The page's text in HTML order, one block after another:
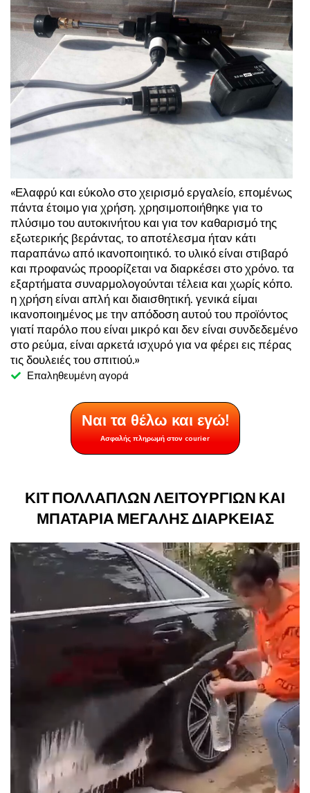
«Ελαφρύ και εύκολο στο χειρισμό εργαλείο, επομένως
πάντα έτοιμο για χρήση. χρησιμοποιήθηκε για το
πλύσιμο του αυτοκινήτου και για τον καθαρισμό της
εξωτερικής βεράντας, το αποτέλεσμα ήταν κάτι
παραπάνω από ικανοποιητικό. το υλικό είναι στιβαρό
και προφανώς προορίζεται να διαρκέσει στο χρόνο. τα
εξαρτήματα συναρμολογούνται τέλεια και χωρίς κόπο.
η χρήση είναι απλή και διαισθητική. γενικά είμαι
ικανοποιημένος με την απόδοση αυτού του προϊόντος
γιατί παρόλο που είναι μικρό και δεν είναι συνδεδεμένο
στο ρεύμα, είναι αρκετά ισχυρό για να φέρει εις πέρας
τις δουλειές του σπιτιού.»
Επαληθευμένη αγορά
Ναι τα θέλω και εγώ!
Ασφαλής πληρωμή στον courier
ΚΙΤ ΠΟΛΛΑΠΛΩΝ ΛΕΙΤΟΥΡΓΙΩΝ ΚΑΙ
ΜΠΑΤΑΡΙΑ ΜΕΓΑΛΗΣ ΔΙΑΡΚΕΙΑΣ